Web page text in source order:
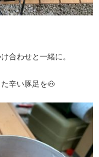
合わせと一緒に。
辛い豚足を🐽